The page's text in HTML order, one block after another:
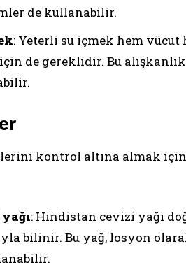
de kullanabilir.
: Yeterli su içmek hem vücut
de gereklidir. Bu
kontrol altına almak
: Hindistan cevizi yağı
bilinir. Bu yağ, losyon